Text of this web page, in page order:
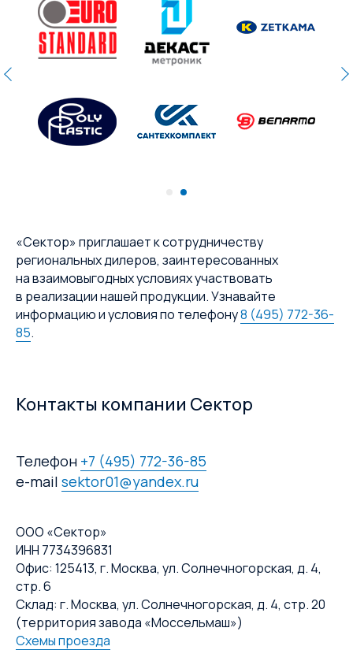
«Сектор» приглашает к сотрудничеству
региональных дилеров, заинтересованных
на взаимовыгодных условиях участвовать
в реализации нашей продукции. Узнавайте
информацию и условия по телефону8 (495) 772-36-
85.
Контакты компании Сектор
Телефон +7 (495) 772-36-85
e-mail sektor01@yandex.ru
ООО «Сектор»
ИНН 7734396831
Офис: 125413, г. Москва, ул. Солнечногорская, д. 4,
стр. 6
Склад: г. Москва, ул. Солнечногорская, д. 4, стр. 20
(территория завода «Моссельмаш»)
Схемы проезда